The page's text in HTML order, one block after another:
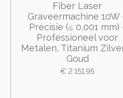
Fiber Laser
Graveermachine 10W
Precisie (≤ 0,001 mm)
Professioneel voor
Metalen, Titanium
Goud
€ 2.151,95